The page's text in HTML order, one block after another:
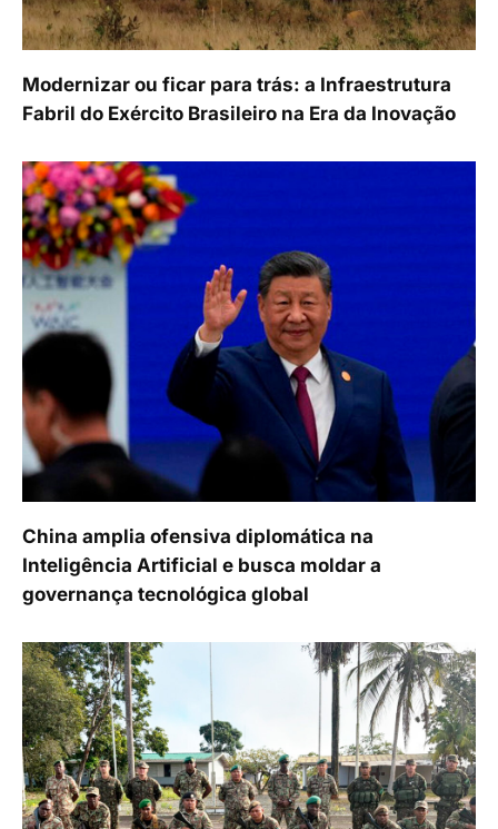
Modernizar ou ficar para trás: a Infraestrutura
Fabril do Exército Brasileiro na Era da Inovação
China amplia ofensiva diplomática na
Inteligência Artificial e busca moldar a
governança tecnológica global